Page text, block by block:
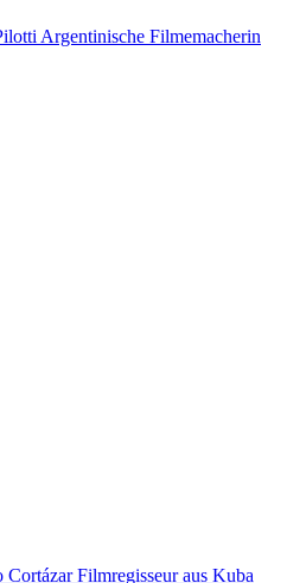
Argentinische Filmemacherin
Filmregisseur aus Kuba